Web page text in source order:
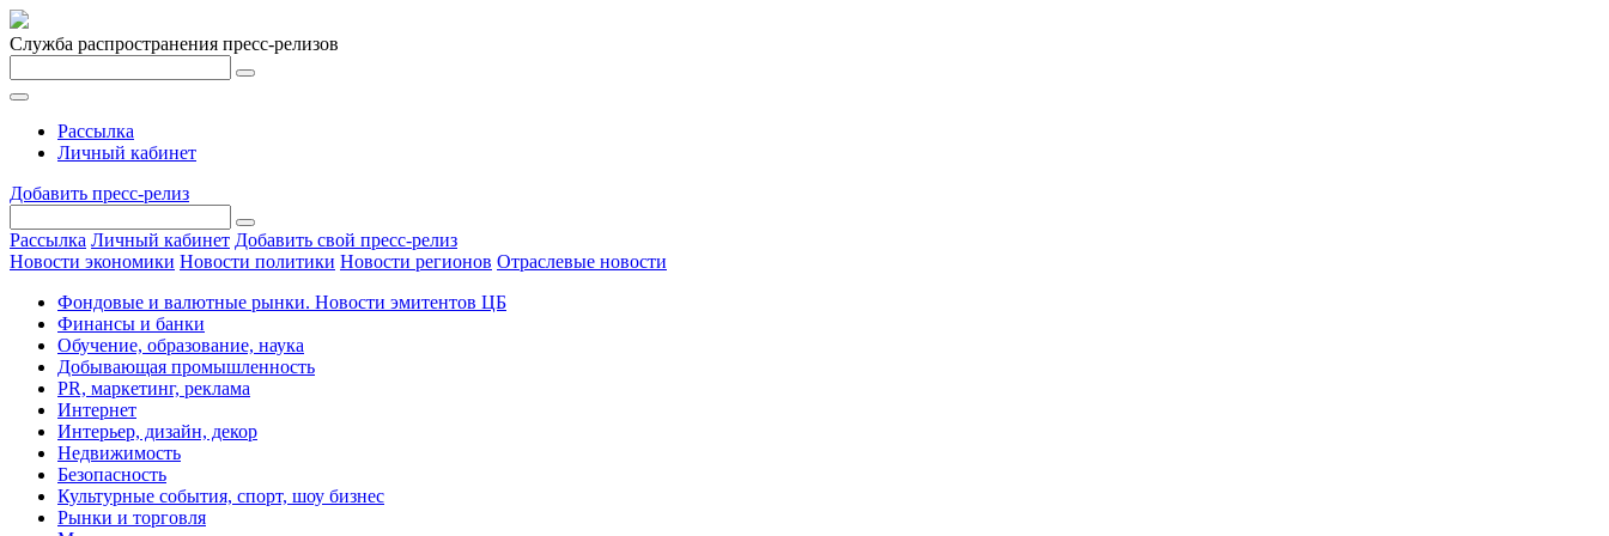
Служба распространения пресс-релизов
Рассылка
Личный кабинет
Добавить пресс-релиз
Рассылка Личный кабинет Добавить свой пресс-релиз
Новости экономики Новости политики Новости регионов Отраслевые новости
Фондовые и валютные рынки. Новости эмитентов ЦБ
Финансы и банки
Обучение, образование, наука
Добывающая промышленность
PR, маркетинг, реклама
Интернет
Интерьер, дизайн, декор
Недвижимость
Безопасность
Культурные события, спорт, шоу бизнес
Рынки и торговля